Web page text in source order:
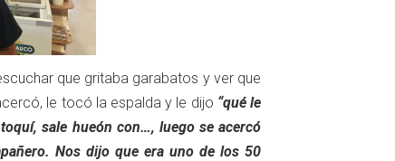
que gritaba garabatos y ver que
le tocó la espalda y le dijo “qué le
sale hueón con…, luego se acercó
Nos dijo que era uno de los 50